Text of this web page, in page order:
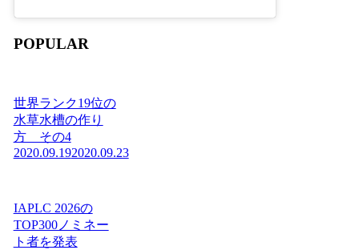
POPULAR
世界ランク19位の
水草水槽の作り
方 その4
2020.09.192020.09.23
IAPLC 2026の
TOP300ノミネー
ト者を発表